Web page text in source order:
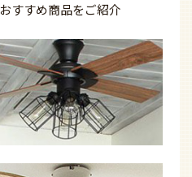
おすすめ商品をご紹介